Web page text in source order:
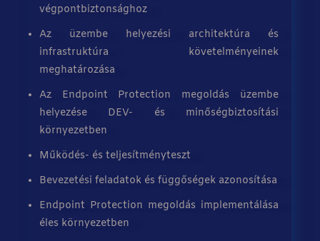
végpontbiztonsághoz
Az üzembe helyezési architektúra és
infrastruktúra követelményeinek
meghatározása
Az Endpoint Protection megoldás üzembe
helyezése DEV- és minőségbiztosítási
környezetben
Működés- és teljesítményteszt
Bevezetési feladatok és függőségek azonosítása
Endpoint Protection megoldás implementálása
éles környezetben